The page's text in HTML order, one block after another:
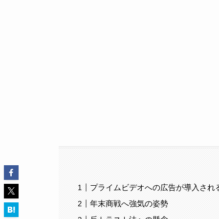
プライムビデオへの広告が導入され
年末商戦へ強気の姿勢